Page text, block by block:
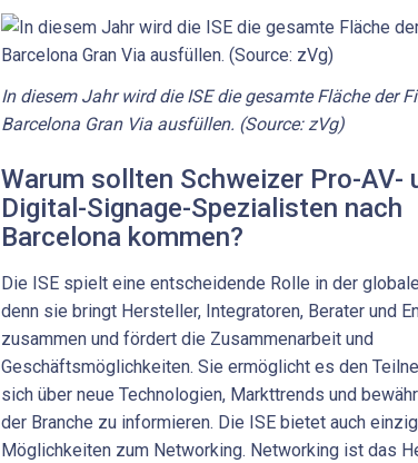
In diesem Jahr wird die ISE die gesamte Fläche der
Barcelona Gran Via ausfüllen. (Source: zVg)
Warum sollten Schweizer Pro-AV-
Digital-Signage-Spezialisten nach
Barcelona kommen?
Die ISE spielt eine entscheidende Rolle in der
denn sie bringt Hersteller, Integratoren, Berater und
zusammen und fördert die Zusammenarbeit und
Geschäftsmöglichkeiten. Sie ermöglicht es den
sich über neue Technologien, Markttrends und
der Branche zu informieren. Die ISE bietet auch
Möglichkeiten zum Networking. Networking ist das